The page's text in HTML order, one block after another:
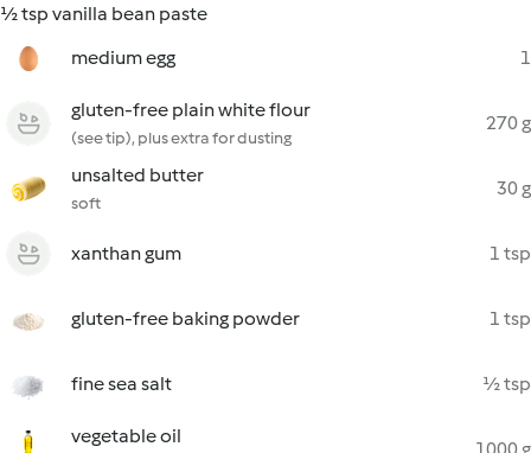
½ tsp vanilla bean paste
medium egg
1
gluten-free plain white flour
(see tip), plus extra for dusting
270 g
unsalted butter
soft
30 g
xanthan gum 1 tsp
gluten-free baking powder 1 tsp
fine sea salt ½ tsp
vegetable oil